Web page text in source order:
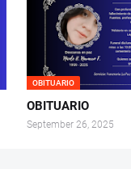
OBITUARIO
OBITUARIO
September 26, 2025